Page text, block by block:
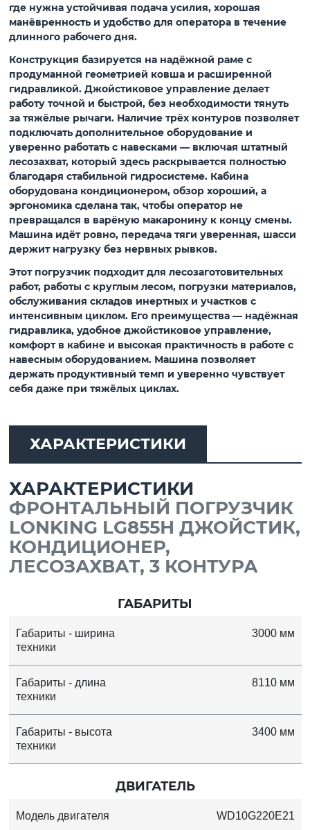
где нужна устойчивая подача усилия, хорошая
манёвренность и удобство для оператора в течение
длинного рабочего дня.
Конструкция базируется на надёжной раме с
продуманной геометрией ковша и расширенной
гидравликой. Джойстиковое управление делает
работу точной и быстрой, без необходимости тянуть
за тяжёлые рычаги. Наличие трёх контуров позволяет
подключать дополнительное оборудование и
уверенно работать с навесками — включая штатный
лесозахват, который здесь раскрывается полностью
благодаря стабильной гидросистеме. Кабина
оборудована кондиционером, обзор хороший, а
эргономика сделана так, чтобы оператор не
превращался в варёную макаронину к концу смены.
Машина идёт ровно, передача тяги уверенная, шасси
держит нагрузку без нервных рывков.
Этот погрузчик подходит для лесозаготовительных
работ, работы с круглым лесом, погрузки материалов,
обслуживания складов инертных и участков с
интенсивным циклом. Его преимущества — надёжная
гидравлика, удобное джойстиковое управление,
комфорт в кабине и высокая практичность в работе с
навесным оборудованием. Машина позволяет
держать продуктивный темп и уверенно чувствует
себя даже при тяжёлых циклах.
ХАРАКТЕРИСТИКИ
ХАРАКТЕРИСТИКИ
ФРОНТАЛЬНЫЙ ПОГРУЗЧИК
LONKING LG855Н ДЖОЙСТИК,
КОНДИЦИОНЕР,
ЛЕСОЗАХВАТ, 3 КОНТУРА
ГАБАРИТЫ
Габариты - ширина
техники
3000 мм
Габариты - длина
техники
8110 мм
Габариты - высота
техники
3400 мм
ДВИГАТЕЛЬ
Модель двигателя WD10G220E21